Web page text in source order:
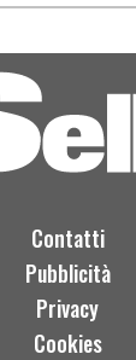
Contatti
Pubblicità
Privacy
Cookies